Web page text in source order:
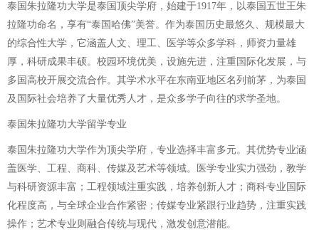
泰国朱拉隆功大学是泰国顶尖学府，始建于1917年，以泰国五世王朱
拉隆功命名，享有“泰国哈佛”美誉。作为泰国历史最悠久、规模最大
的综合性大学，它涵盖人文、理工、医学等众多学科，师资力量雄
厚，科研成果丰硕。校园环境优美，设施先进，注重国际化发展，与
多国高校开展交流合作。其学术水平在东南亚地区名列前茅，为泰国
及国际社会培养了大量优秀人才，是众多学子向往的求学圣地。
泰国朱拉隆功大学留学专业
泰国朱拉隆功大学作为顶尖学府，专业选择丰富多元。其优势专业涵
盖医学、工程、商科、传媒及艺术等领域。医学专业实力强劲，教学
与科研资源丰富；工程领域注重实践，培养创新人才；商科专业国际
化程度高，与全球企业合作紧密；传媒专业紧跟行业趋势，注重实践
操作；艺术专业则融合传统与现代，激发创意潜能。